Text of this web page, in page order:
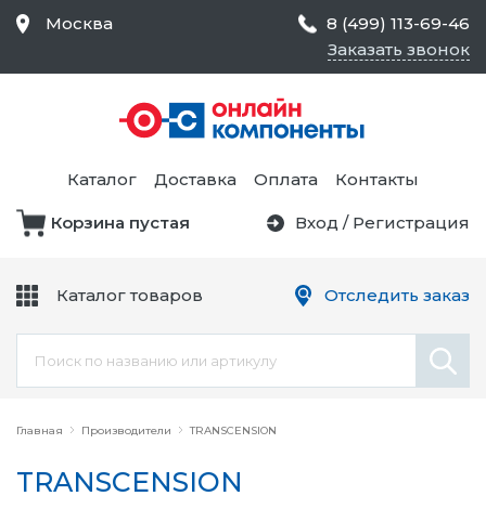
Главная Производители TRANSCENSION
TRANSCENSION
Москва
8 (499) 113-69-46
Заказать звонок
Каталог Доставка Оплата Контакты
Корзина пустая Вход / Регистрация
Каталог товаров
Средства Контроля
Статического
Электричества и
Безопасности,
Товары для Чистых
Цепи
Отследить заказ